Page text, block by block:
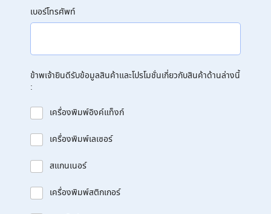
เบอร์โทรศัพท์
ข้าพเจ้ายินดีรับข้อมูลสินค้าและโปรโมชั่นเกี่ยวกับสินค้าด้านล่างนี้
:
เครื่องพิมพ์อิงค์แท็งก์
เครื่องพิมพ์เลเซอร์
สแกนเนอร์
เครื่องพิมพ์สติกเกอร์